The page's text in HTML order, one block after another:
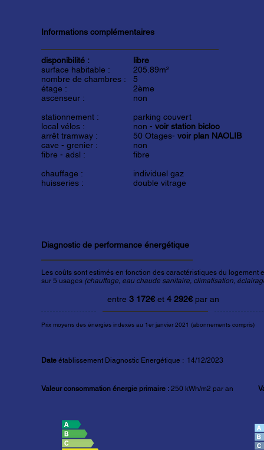
Informations complémentaires
disponibilité :
surface habitable :
nombre de chambres :
étage :
ascenseur :
stationnement :
local vélos :
arrêt tramway :
cave - grenier :
fibre - adsl :
chauffage :
huisseries :
libre
205.89m²
5
2ème
non
parking couvert
non - voir station bicloo
50 Otages- voir plan NAOLIB
non
fibre
individuel gaz
double vitrage
Diagnostic de performance énergétique
Les coûts sont estimés en fonction des caractéristiques du logement
sur 5 usages (chauffage, eau chaude sanitaire, climatisation,
entre 3 172€ et 4 292€ par an
Prix moyens des énergies indexés au 1er janvier 2021 (abonnements compris)
Date établissement Diagnostic Energétique : 14/12/2023
Valeur consommation énergie primaire : 250 kWh/m2 par an